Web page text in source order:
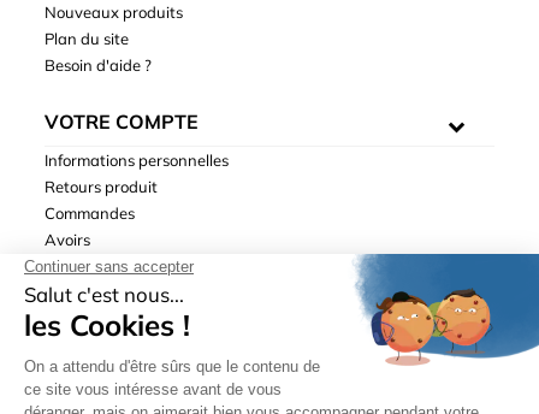
Nouveaux produits
Plan du site
Besoin d'aide ?
VOTRE COMPTE
Informations personnelles
Retours produit
Commandes
Avoirs
Adresses
Bons de réduction